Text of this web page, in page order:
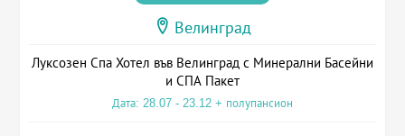
Велинград
Луксозен Спа Хотел във Велинград с Минерални Басейни
и СПА Пакет
Дата: 28.07 - 23.12 + полупансион